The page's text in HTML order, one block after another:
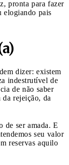
pronta para fazer
elogiando pais
dizer: existem
indestrutível de
de não saber
rejeição, da
de ser amada. E
seu valor
reservas aquilo